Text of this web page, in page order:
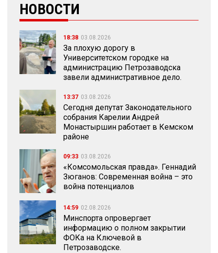
НОВОСТИ
18:38 03.08.2026
За плохую дорогу в
Университетском городке на
администрацию Петрозаводска
завели административное дело.
13:37 03.08.2026
Сегодня депутат Законодательного
собрания Карелии Андрей
Монастыршин работает в Кемском
районе
09:33 03.08.2026
«Комсомольская правда». Геннадий
Зюганов: Современная война – это
война потенциалов
14:59 02.08.2026
Минспорта опровергает
информацию о полном закрытии
ФОКа на Ключевой в
Петрозаводске.